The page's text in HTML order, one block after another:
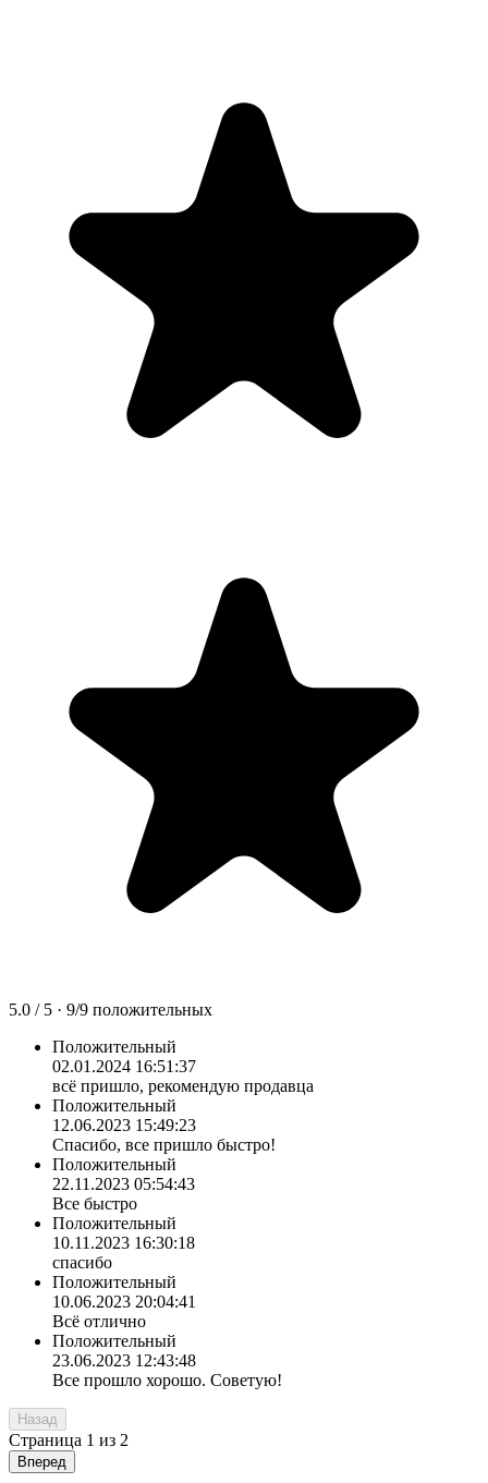
5.0 / 5 · 9/9 положительных
Положительный
02.01.2024 16:51:37
всё пришло, рекомендую продавца
Положительный
12.06.2023 15:49:23
Спасибо, все пришло быстро!
Положительный
22.11.2023 05:54:43
Все быстро
Положительный
10.11.2023 16:30:18
спасибо
Положительный
10.06.2023 20:04:41
Всё отлично
Положительный
23.06.2023 12:43:48
Все прошло хорошо. Советую!
Назад
Страница 1 из 2
Вперед